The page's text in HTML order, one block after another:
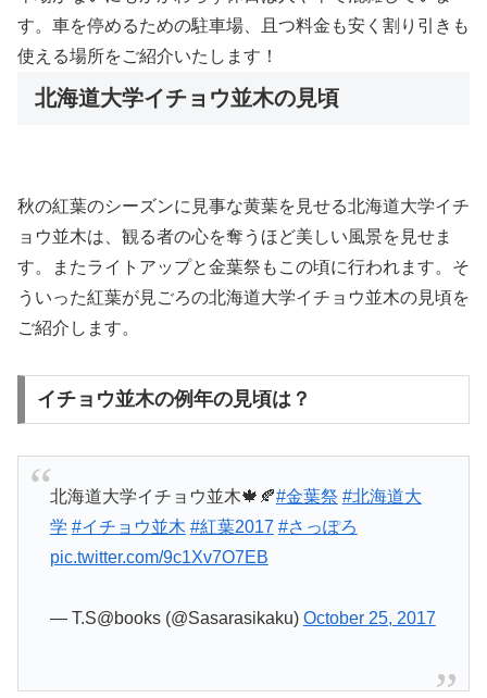
す。車を停めるための駐車場、且つ料金も安く割り引きも
使える場所をご紹介いたします！
北海道大学イチョウ並木の見頃
秋の紅葉のシーズンに見事な黄葉を見せる北海道大学イチ
ョウ並木は、観る者の心を奪うほど美しい風景を見せま
す。またライトアップと金葉祭もこの頃に行われます。そ
ういった紅葉が見ごろの北海道大学イチョウ並木の見頃を
ご紹介します。
イチョウ並木の例年の見頃は？
北海道大学イチョウ並木🍁🍂#金葉祭 #北海道大
学 #イチョウ並木 #紅葉2017 #さっぽろ
pic.twitter.com/9c1Xv7O7EB
— T.S@books (@Sasarasikaku) October 25, 2017